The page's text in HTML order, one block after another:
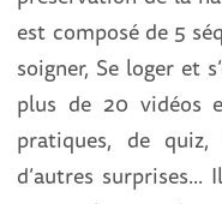
est composé de 5
soigner, Se loger et
plus de 20 vidéos
pratiques, de
d’autres